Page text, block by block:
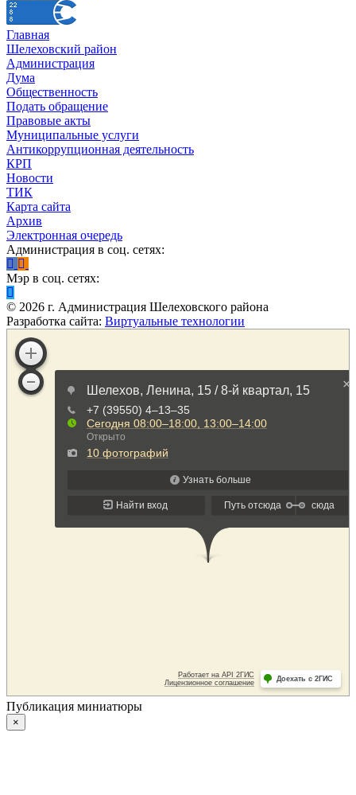
Главная
Шелеховский район
Администрация
Дума
Общественность
Подать обращение
Правовые акты
Муниципальные услуги
Антикоррупционная деятельность
КРП
Новости
ТИК
Карта сайта
Архив
Электронная очередь
Администрация в соц. сетях:
Мэр в соц. сетях:
© 2026 г. Администрация Шелеховского района
Разработка сайта: Виртуальные технологии
Публикация миниатюры
×